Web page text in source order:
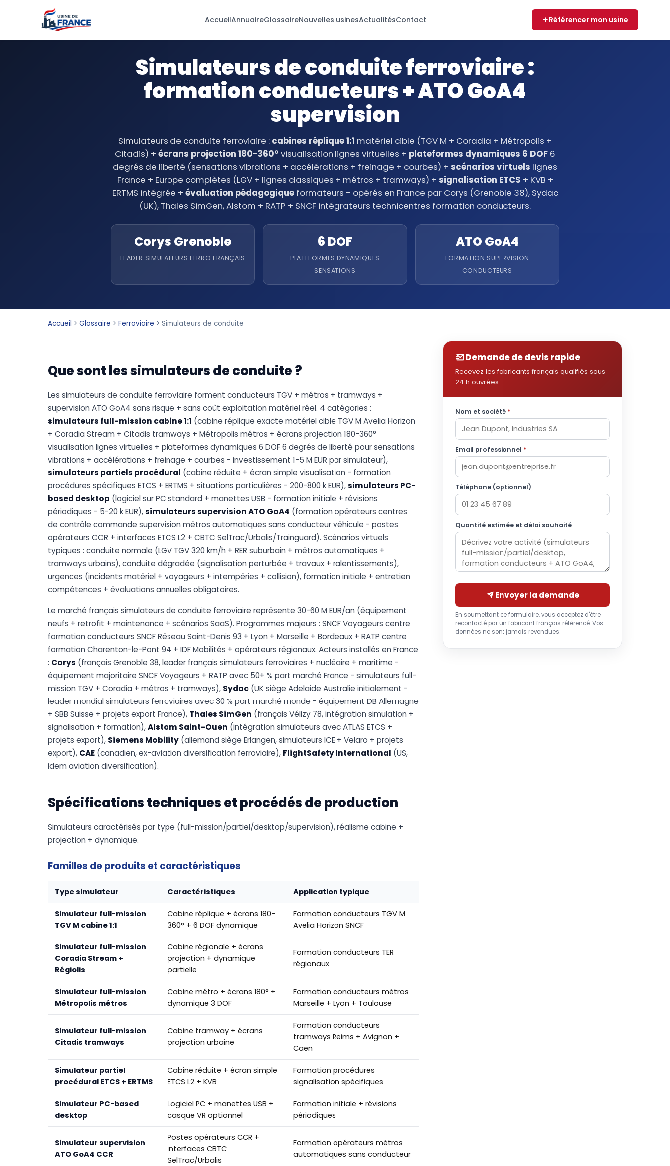
AccueilAnnuaireGlossaireNouvelles usinesActualitésContact Référencer mon usine
Simulateurs de conduite ferroviaire :
formation conducteurs + ATO GoA4
supervision
Simulateurs de conduite ferroviaire : cabines réplique 1:1 matériel cible (TGV M + Coradia + Métropolis +
Citadis) + écrans projection 180-360° visualisation lignes virtuelles + plateformes dynamiques 6 DOF 6
degrés de liberté (sensations vibrations + accélérations + freinage + courbes) + scénarios virtuels lignes
France + Europe complètes (LGV + lignes classiques + métros + tramways) + signalisation ETCS + KVB +
ERTMS intégrée + évaluation pédagogiqueformateurs - opérés en France par Corys (Grenoble 38), Sydac
(UK), Thales SimGen, Alstom + RATP + SNCF intégrateurs technicentres formation conducteurs.
Corys Grenoble
LEADER SIMULATEURS FERRO FRANÇAIS
6 DOF
PLATEFORMES DYNAMIQUES
SENSATIONS
ATO GoA4
FORMATION SUPERVISION
CONDUCTEURS
Accueil > Glossaire > Ferroviaire > Simulateurs de conduite
Que sont les simulateurs de conduite ?
Les simulateurs de conduite ferroviaire forment conducteurs TGV + métros + tramways +
supervision ATO GoA4 sans risque + sans coût exploitation matériel réel. 4 catégories :
simulateurs full-mission cabine 1:1 (cabine réplique exacte matériel cible TGV M Avelia Horizon
+ Coradia Stream + Citadis tramways + Métropolis métros + écrans projection 180-360°
visualisation lignes virtuelles + plateformes dynamiques 6 DOF 6 degrés de liberté pour sensations
vibrations + accélérations + freinage + courbes - investissement 1-5 M EUR par simulateur),
simulateurs partiels procédural (cabine réduite + écran simple visualisation - formation
procédures spécifiques ETCS + ERTMS + situations particulières - 200-800 k EUR),simulateurs PC-
based desktop (logiciel sur PC standard + manettes USB - formation initiale + révisions
périodiques - 5-20 k EUR),simulateurs supervision ATO GoA4 (formation opérateurs centres
de contrôle commande supervision métros automatiques sans conducteur véhicule - postes
opérateurs CCR + interfaces ETCS L2 + CBTC SelTrac/Urbalis/Trainguard). Scénarios virtuels
typiques : conduite normale (LGV TGV 320 km/h + RER suburbain + métros automatiques +
tramways urbains), conduite dégradée (signalisation perturbée + travaux + ralentissements),
urgences (incidents matériel + voyageurs + intempéries + collision), formation initiale + entretien
compétences + évaluations annuelles obligatoires.
Le marché français simulateurs de conduite ferroviaire représente 30-60 M EUR/an (équipement
neufs + retrofit + maintenance + scénarios SaaS). Programmes majeurs : SNCF Voyageurs centre
formation conducteurs SNCF Réseau Saint-Denis 93 + Lyon + Marseille + Bordeaux + RATP centre
formation Charenton-le-Pont 94 + IDF Mobilités + opérateurs régionaux. Acteurs installés en France
: Corys (français Grenoble 38, leader français simulateurs ferroviaires + nucléaire + maritime -
équipement majoritaire SNCF Voyageurs + RATP avec 50+ % part marché France - simulateurs full-
mission TGV + Coradia + métros + tramways), Sydac (UK siège Adelaide Australie initialement -
leader mondial simulateurs ferroviaires avec 30 % part marché monde - équipement DB Allemagne
+ SBB Suisse + projets export France), Thales SimGen (français Vélizy 78, intégration simulation +
signalisation + formation),Alstom Saint-Ouen (intégration simulateurs avec ATLAS ETCS +
projets export), Siemens Mobility (allemand siège Erlangen, simulateurs ICE + Velaro + projets
export), CAE (canadien, ex-aviation diversification ferroviaire), FlightSafety International (US,
idem aviation diversification).
Spécifications techniques et procédés de production
Simulateurs caractérisés par type (full-mission/partiel/desktop/supervision), réalisme cabine +
projection + dynamique.
Familles de produits et caractéristiques
Type simulateur Caractéristiques Application typique
Simulateur full-mission
TGV M cabine 1:1
Cabine réplique + écrans 180-
360° + 6 DOF dynamique
Formation conducteurs TGV M
Avelia Horizon SNCF
Simulateur full-mission
Coradia Stream +
Régiolis
Cabine régionale + écrans
projection + dynamique
partielle
Formation conducteurs TER
régionaux
Simulateur full-mission
Métropolis métros
Cabine métro + écrans 180° +
dynamique 3 DOF
Formation conducteurs métros
Marseille + Lyon + Toulouse
Simulateur full-mission
Citadis tramways
Cabine tramway + écrans
projection urbaine
Formation conducteurs
tramways Reims + Avignon +
Caen
Simulateur partiel
procédural ETCS + ERTMS
Cabine réduite + écran simple
ETCS L2 + KVB
Formation procédures
signalisation spécifiques
Simulateur PC-based
desktop
Logiciel PC + manettes USB +
casque VR optionnel
Formation initiale + révisions
périodiques
Simulateur supervision
ATO GoA4 CCR
Postes opérateurs CCR +
interfaces CBTC
SelTrac/Urbalis
Formation opérateurs métros
automatiques sans conducteur
Demande de devis rapide
Recevez les fabricants français qualifiés sous
24 h ouvrées.
Nom et société *
Email professionnel *
Téléphone (optionnel)
Quantité estimée et délai souhaité
Envoyer la demande
En soumettant ce formulaire, vous acceptez d'être
recontacté par un fabricant français référencé. Vos
données ne sont jamais revendues.